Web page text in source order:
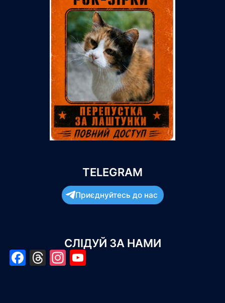
TELEGRAM
Приєднуйтесь до нас
СЛІДУЙ ЗА НАМИ
Facebook
Threads
Instagram